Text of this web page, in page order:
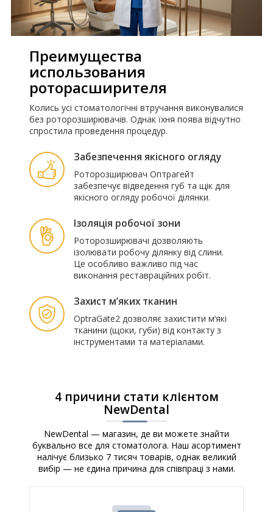
Преимущества
использования
роторасширителя
Колись усі стоматологічні втручання виконувалися
без роторозширювачів. Однак їхня поява відчутно
спростила проведення процедур.
Забезпечення якісного огляду
Роторозширювач Оптрагейт
забезпечує відведення губ та щік для
якісного огляду робочої ділянки.
Ізоляція робочої зони
Роторозширювачі дозволяють
ізолювати робочу ділянку від слини.
Це особливо важливо під час
виконання реставраційних робіт.
Захист м’яких тканин
OptraGate2 дозволяє захистити м’які
тканини (щоки, губи) від контакту з
інструментами та матеріалами.
4 причини стати клієнтом
NewDental
NewDental — магазин, де ви можете знайти
буквально все для стоматолога. Наш асортимент
налічує близько 7 тисяч товарів, однак великий
вибір — не єдина причина для співпраці з нами.